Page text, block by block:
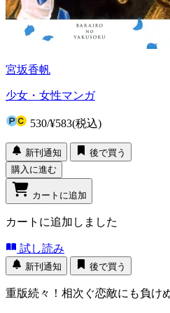
宮坂香帆
少女・女性マンガ
530/¥583(税込)
新刊通知
後で買う
購入に進む
カートに追加
カートに追加しました
試し読み
新刊通知 後で買う
重版続々！相次ぐ恋敵にも負け